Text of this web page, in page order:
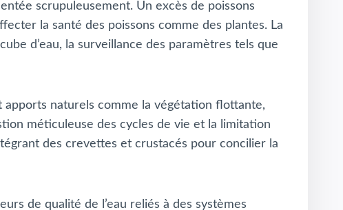
scrupuleusement. Un excès de poissons
la santé des poissons comme des plantes. La
d’eau, la surveillance des paramètres tels que
apports naturels comme la végétation flottante,
méticuleuse des cycles de vie et la limitation
des crevettes et crustacés pour concilier la
de qualité de l’eau reliés à des systèmes